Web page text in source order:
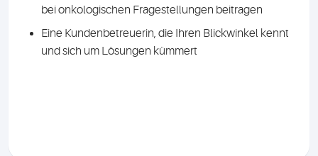
bei onkologischen Fragestellungen beitragen
Eine Kundenbetreuerin, die Ihren Blickwinkel kennt
und sich um Lösungen kümmert